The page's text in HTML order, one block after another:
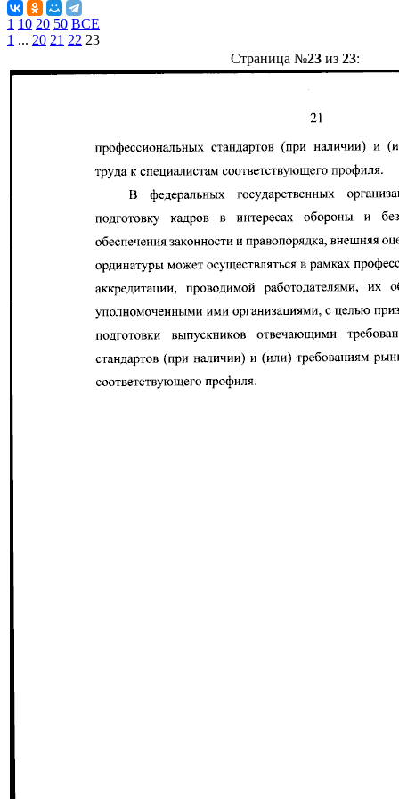
1 10 20 50 ВСЕ
1 ... 20 21 22 23
Страница №23из 23: